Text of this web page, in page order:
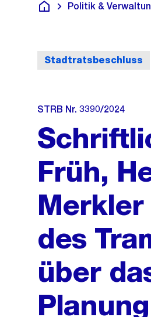
Deutsch
Politik &
Stadtratsbeschluss
STRB Nr. 3390/2024
Früh,
Merkler
des
über